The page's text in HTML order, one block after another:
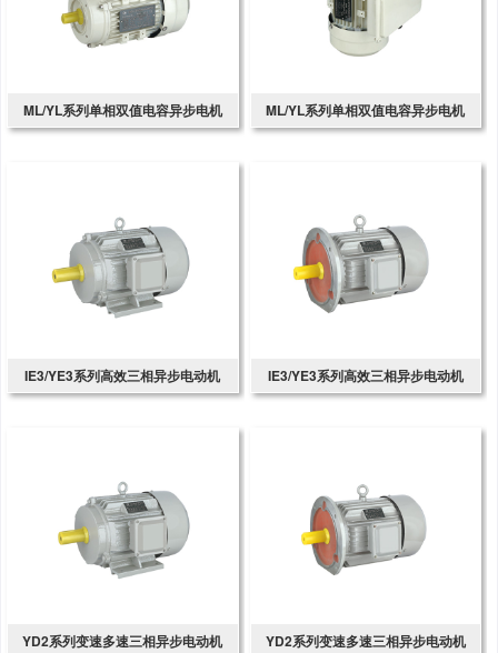
ML/YL系列单相双值电容异步电机 ML/YL系列单相双值电容异步电机
IE3/YE3系列高效三相异步电动机 IE3/YE3系列高效三相异步电动机
YD2系列变速多速三相异步电动机 YD2系列变速多速三相异步电动机